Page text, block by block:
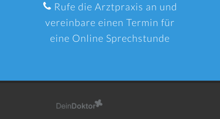
Rufe die Arztpraxis an und
vereinbare einen Termin für
eine Online Sprechstunde